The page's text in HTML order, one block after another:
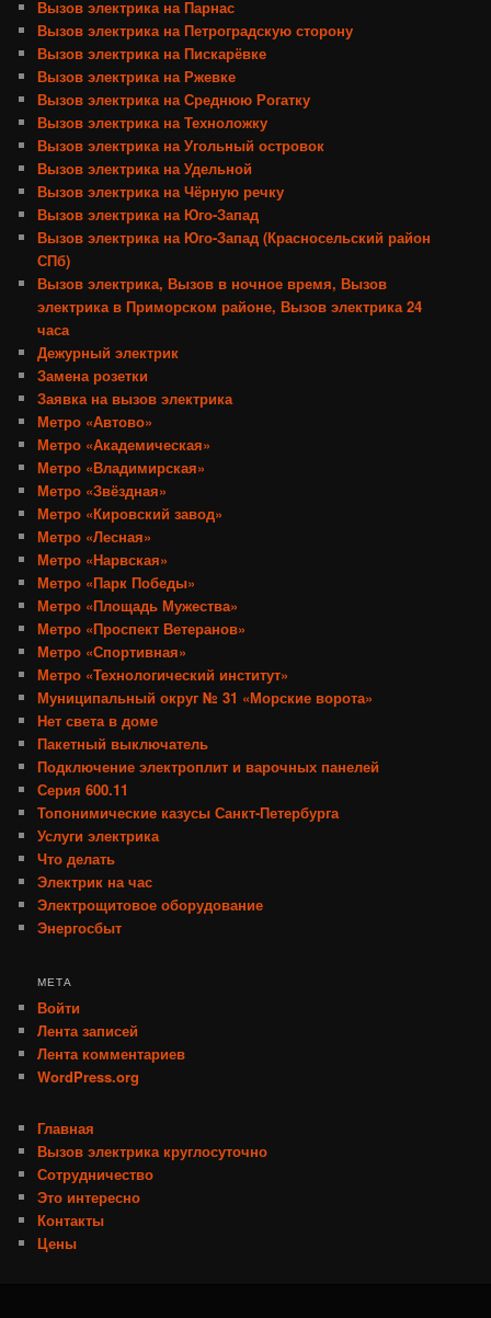
Вызов электрика на Парнас
Вызов электрика на Петроградскую сторону
Вызов электрика на Пискарёвке
Вызов электрика на Ржевке
Вызов электрика на Среднюю Рогатку
Вызов электрика на Техноложку
Вызов электрика на Угольный островок
Вызов электрика на Удельной
Вызов электрика на Чёрную речку
Вызов электрика на Юго-Запад
Вызов электрика на Юго-Запад (Красносельский район
СПб)
Вызов электрика, Вызов в ночное время, Вызов
электрика в Приморском районе, Вызов электрика 24
часа
Дежурный электрик
Замена розетки
Заявка на вызов электрика
Метро «Автово»
Метро «Академическая»
Метро «Владимирская»
Метро «Звёздная»
Метро «Кировский завод»
Метро «Лесная»
Метро «Нарвская»
Метро «Парк Победы»
Метро «Площадь Мужества»
Метро «Проспект Ветеранов»
Метро «Спортивная»
Метро «Технологический институт»
Муниципальный округ № 31 «Морские ворота»
Нет света в доме
Пакетный выключатель
Подключение электроплит и варочных панелей
Серия 600.11
Топонимические казусы Санкт-Петербурга
Услуги электрика
Что делать
Электрик на час
Электрощитовое оборудование
Энергосбыт
МЕТА
Войти
Лента записей
Лента комментариев
WordPress.org
Главная
Вызов электрика круглосуточно
Сотрудничество
Это интересно
Контакты
Цены